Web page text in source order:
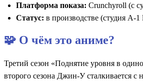
Платформа показа: Crunchyroll (с
Статус: в производстве (студия A-1
🧩 О чём это аниме?
Третий сезон «Поднятие уровня в
второго сезона Джин-У сталкивается